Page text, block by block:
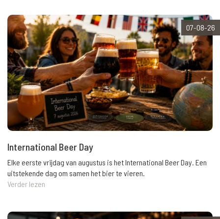
07-08-26
International Beer Day
Elke eerste vrijdag van augustus is het International Beer Day. Een
uitstekende dag om samen het bier te vieren.
Verder lezen